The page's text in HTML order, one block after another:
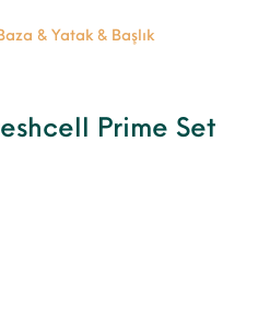
& Yatak & Başlık
Prime Set